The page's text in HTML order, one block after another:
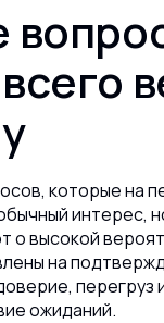
которые на
интерес,
о высокой
на
перегруз
ожиданий.